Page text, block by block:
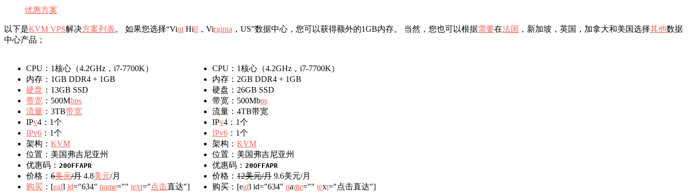
优惠方案
以下是KVM VPS解决方案列表。 如果您选择“Vint Hill ，Virginia ，US”数据中心，您可以获得额外的1GB内存。 当然，您也可以根据需要在法国 ，新加坡，英国，加拿大和美国选择其他数据
中心产品；
CPU：1核心（4.2GHz，i7-7700K）
内存：1GB DDR4 + 1GB
硬盘 ：13GB SSD
带宽 ：500Mbps
流量 ：3TB带宽
IPv4：1个
IPv6 ：1个
架构： KVM
位置：美国弗吉尼亚州
优惠码： 20OFFAPR
价格： 6美元/月 4.8美元/月
购买 ：[eafl id="634" name="" text="点击直达"]
CPU：1核心（4.2GHz，i7-7700K）
内存：2GB DDR4 + 1GB
硬盘：26GB SSD
带宽：500Mbps
流量：4TB带宽
IPv4：1个
IPv6 ：1个
架构： KVM
位置：美国弗吉尼亚州
优惠码： 20OFFAPR
价格： 12美元/月 9.6美元/月
购买：[eafl id="634" name="" text="点击直达"]